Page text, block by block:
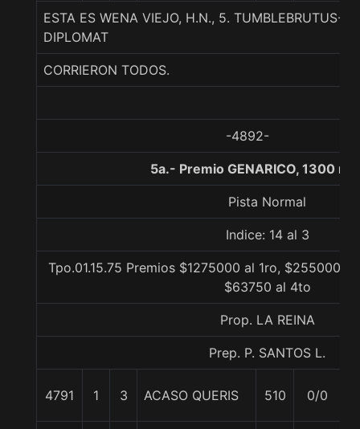
ESTA ES WENA VIEJO, H.N., 5. TUMBLEBRUTUS-
DIPLOMAT
CORRIERON TODOS.
-4892-
5a.- Premio GENARICO, 1300
Pista Normal
Indice: 14 al 3
Tpo.01.15.75 Premios $1275000 al 1ro, $255000
$63750 al 4to
Prop. LA REINA
Prep. P. SANTOS L.
4791 1 3 ACASO QUERIS 510 0/0